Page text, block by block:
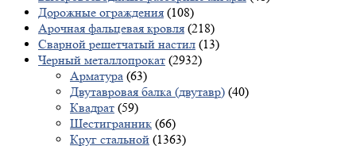
Дорожные ограждения (108)
Арочная фальцевая кровля (218)
Сварной решетчатый настил (13)
Черный металлопрокат (2932)
Арматура (63)
Двутавровая балка (двутавр) (40)
Квадрат (59)
Шестигранник (66)
Круг стальной (1363)